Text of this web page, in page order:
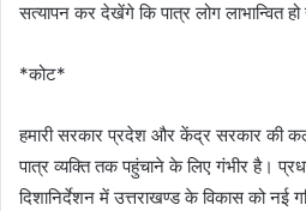
सत्यापन कर देखेंगे कि पात्र लोग लाभान्वित हो
*कोट*
हमारी सरकार प्रदेश और केंद्र सरकार की
पात्र व्यक्ति तक पहुंचाने के लिए गंभीर है।
दिशानिर्देशन में उत्तराखण्ड के विकास को नई